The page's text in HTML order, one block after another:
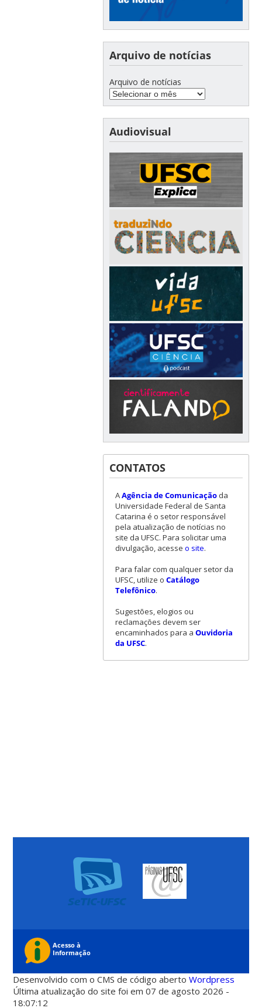
Arquivo de notícias
Arquivo de notícias
Audiovisual
CONTATOS
AAgência de Comunicaçãoda
Universidade Federal de Santa
Catarina é o setor responsável
pela atualização de notícias no
site da UFSC. Para solicitar uma
divulgação, acesse o site.
Para falar com qualquer setor da
UFSC, utilize o Catálogo
Telefônico.
Sugestões, elogios ou
reclamações devem ser
encaminhados para a Ouvidoria
da UFSC.
Desenvolvido com o CMS de código abertoWordpress
Última atualização do site foi em 07 de agosto 2026 -
18:07:12